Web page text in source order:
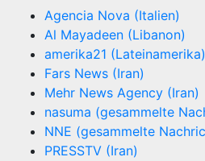
Agencia Nova (Italien)
Al Mayadeen (Libanon)
amerika21 (Lateinamerika)
Fars News (Iran)
Mehr News Agency (Iran)
nasuma (gesammelte
NNE (gesammelte
PRESSTV (Iran)